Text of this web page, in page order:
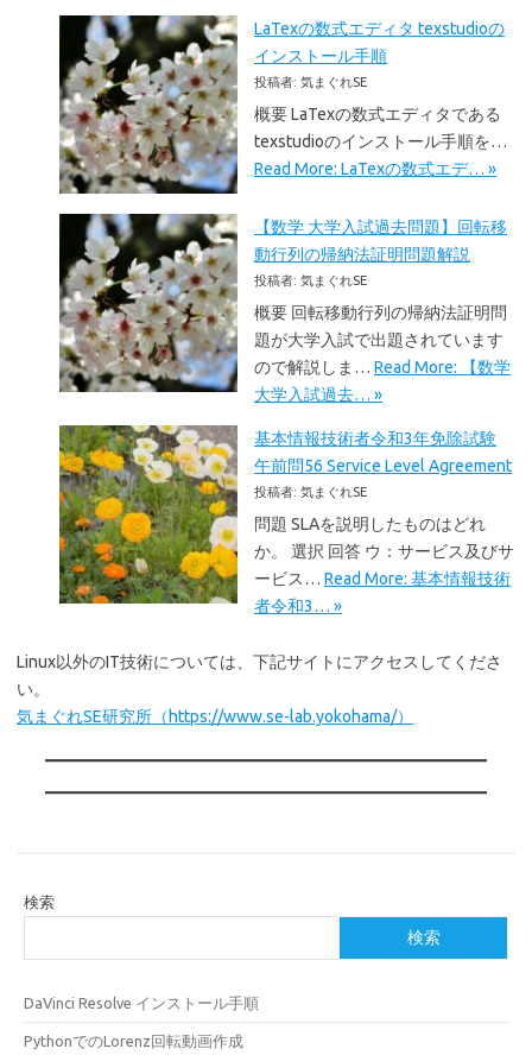
LaTexの数式エディタ texstudioの
インストール手順
投稿者: 気まぐれSE
概要 LaTexの数式エディタである
texstudioのインストール手順を…
Read More: LaTexの数式エデ… »
【数学 大学入試過去問題】回転移
動行列の帰納法証明問題解説
投稿者: 気まぐれSE
概要 回転移動行列の帰納法証明問
題が大学入試で出題されています
ので解説しま… Read More: 【数学
大学入試過去… »
基本情報技術者令和3年免除試験
午前問56 Service Level Agreement
投稿者: 気まぐれSE
問題 SLAを説明したものはどれ
か。 選択 回答 ウ：サービス及びサ
ービス… Read More: 基本情報技術
者令和3… »
Linux以外のIT技術については、下記サイトにアクセスしてくださ
い。
気まぐれSE研究所（https://www.se-lab.yokohama/）
検索
検索
DaVinci Resolve インストール手順
PythonでのLorenz回転動画作成